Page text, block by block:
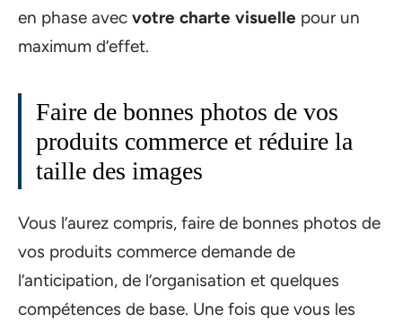
en phase avec votre charte visuelle pour un
maximum d’effet.
Faire de bonnes photos de vos
produits commerce et réduire la
taille des images
Vous l’aurez compris, faire de bonnes photos de
vos produits commerce demande de
l’anticipation, de l’organisation et quelques
compétences de base. Une fois que vous les